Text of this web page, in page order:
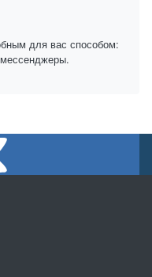
для вас способом: